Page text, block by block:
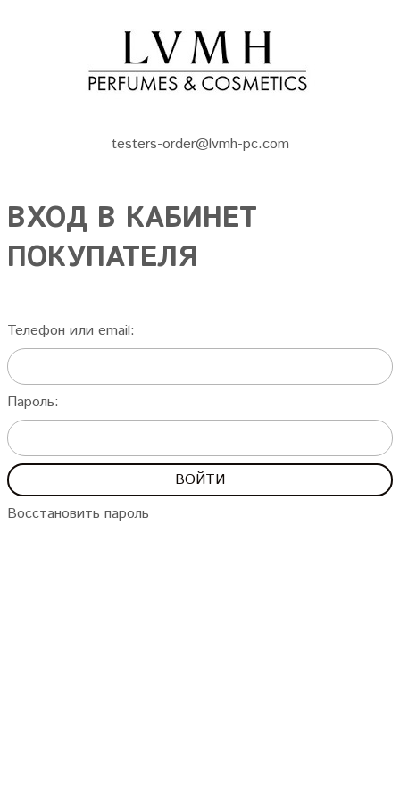
testers-order@lvmh-pc.com
ВХОД В КАБИНЕТ
ПОКУПАТЕЛЯ
Телефон или email:
Пароль:
Восстановить пароль